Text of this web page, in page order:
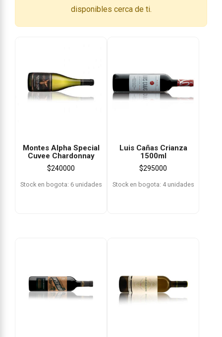
disponibles cerca de ti.
Montes Alpha Special
Cuvee Chardonnay
$240000
Stock en bogota: 6 unidades
Luis Cañas Crianza
1500ml
$295000
Stock en bogota: 4 unidades